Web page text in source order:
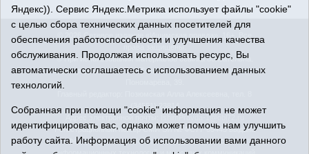
© 2026 Сетевое издание «Ишимская правда». 16+. Все
права защищены.
© При использовании материалов ссылка обязательна.
Адрес редакции: 627750 Тюменская область, г. Ишим, ул.
(34551) 23814
Адрес электронной почты:
IshimPravda-1@obl72.ru
Регистрационный номер СМИ Эл № ФС77-69445 выдано
Федеральной службой по надзору в сфере связи,
Яндекс)). Сервис Яндекс.Метрика использует файлы "cookie"
с целью сбора технических данных посетителей для
обеспечения работоспособности и улучшения качества
обслуживания. Продолжая использовать ресурс, Вы
автоматически соглашаетесь с использованием данных
технологий.
Собранная при помощи "cookie" информация не может
идентифицировать вас, однако может помочь нам улучшить
работу сайта. Информация об использовании вами данного